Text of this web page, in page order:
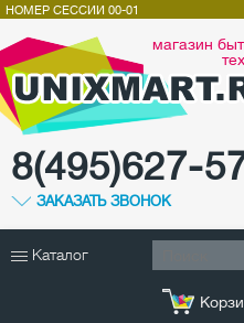
магазин
8(495)627-
ЗАКАЗАТЬ ЗВОНОК
НОМЕР СЕССИИ 00-01
Каталог